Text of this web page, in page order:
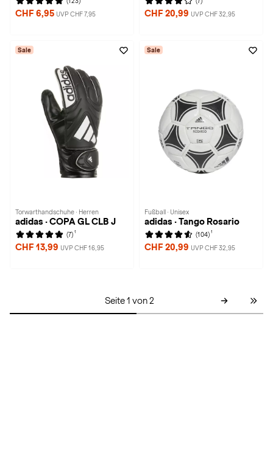
CHF 6,95 UVP CHF 7,95 CHF 20,99 UVP CHF 32,95
Sale
Torwarthandschuhe · Herren
adidas · COPA GL CLB J
(7) 1
CHF 13,99 UVP CHF 16,95
Sale
Fußball · Unisex
adidas · Tango Rosario
(104) 1
CHF 20,99 UVP CHF 32,95
Seite 1 von 2